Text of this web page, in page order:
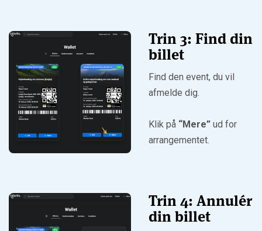
Trin 3: Find din
billet
Find den event, du vil
afmelde dig.
Klik på “Mere” ud for
arrangementet.
Trin 4: Annulér
din billet